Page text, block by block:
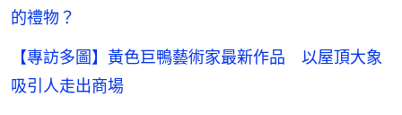
的禮物？
【專訪多圖】黃色巨鴨藝術家最新作品 以屋頂大象
吸引人走出商場